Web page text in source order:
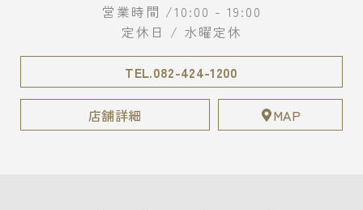
営業時間 /10:00 - 19:00
定休日 / 水曜定休
TEL.082-424-1200
店舗詳細 MAP